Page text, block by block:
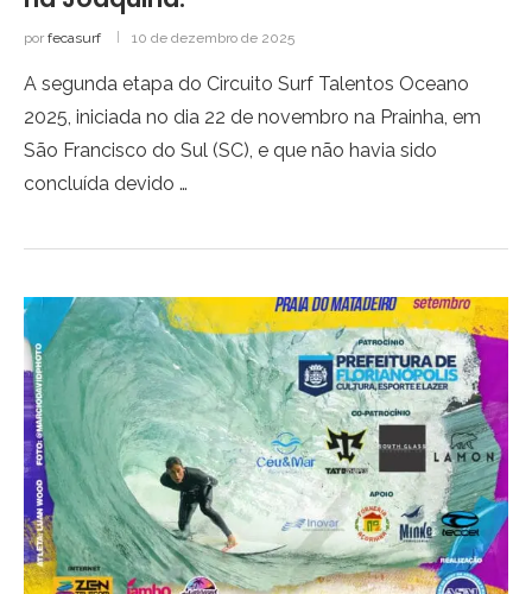
por fecasurf 10 de dezembro de 2025
A segunda etapa do Circuito Surf Talentos Oceano
2025, iniciada no dia 22 de novembro na Prainha, em
São Francisco do Sul (SC), e que não havia sido
concluída devido …